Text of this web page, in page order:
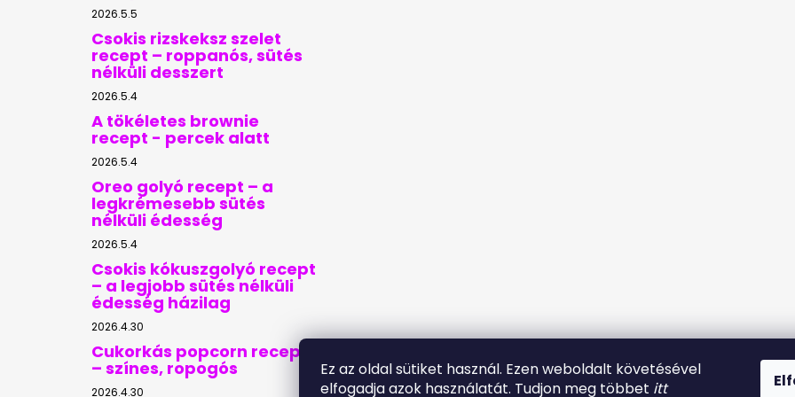
Ez az oldal sütiket használ. Ezen weboldalt követésével
elfogadja azok használatát. Tudjon meg többet itt
2026.5.5
Csokis rizskeksz szelet
recept – roppanós, sütés
nélküli desszert
2026.5.4
A tökéletes brownie
recept - percek alatt
2026.5.4
Oreo golyó recept – a
legkrémesebb sütés
nélküli édesség
2026.5.4
Csokis kókuszgolyó recept
– a legjobb sütés nélküli
édesség házilag
2026.4.30
Cukorkás popcorn recept
– színes, ropogós
2026.4.30